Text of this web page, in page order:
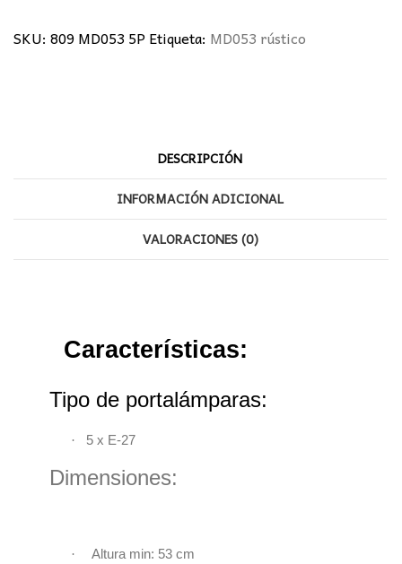
SKU: 809 MD053 5PEtiqueta: MD053 rústico
DESCRIPCIÓN
INFORMACIÓN ADICIONAL
VALORACIONES (0)
Características:
Tipo de portalámparas:
· 5 x E-27
Dimensiones:
· Altura min: 53 cm